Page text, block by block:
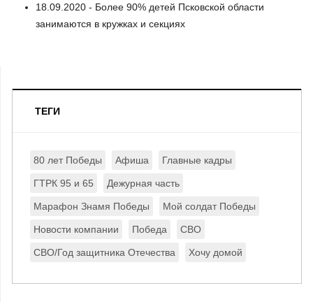
18.09.2020 - Более 90% детей Псковской области
занимаются в кружках и секциях
ТЕГИ
80 лет Победы Афиша Главные кадры
ГТРК 95 и 65 Дежурная часть
Марафон Знамя Победы Мой солдат Победы
Новости компании Победа СВО
СВО/Год защитника Отечества Хочу домой